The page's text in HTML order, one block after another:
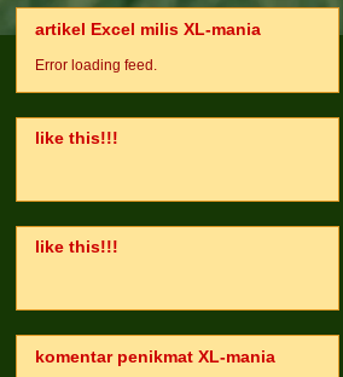
artikel Excel milis XL-mania
Error loading feed.
like this!!!
like this!!!
komentar penikmat XL-mania